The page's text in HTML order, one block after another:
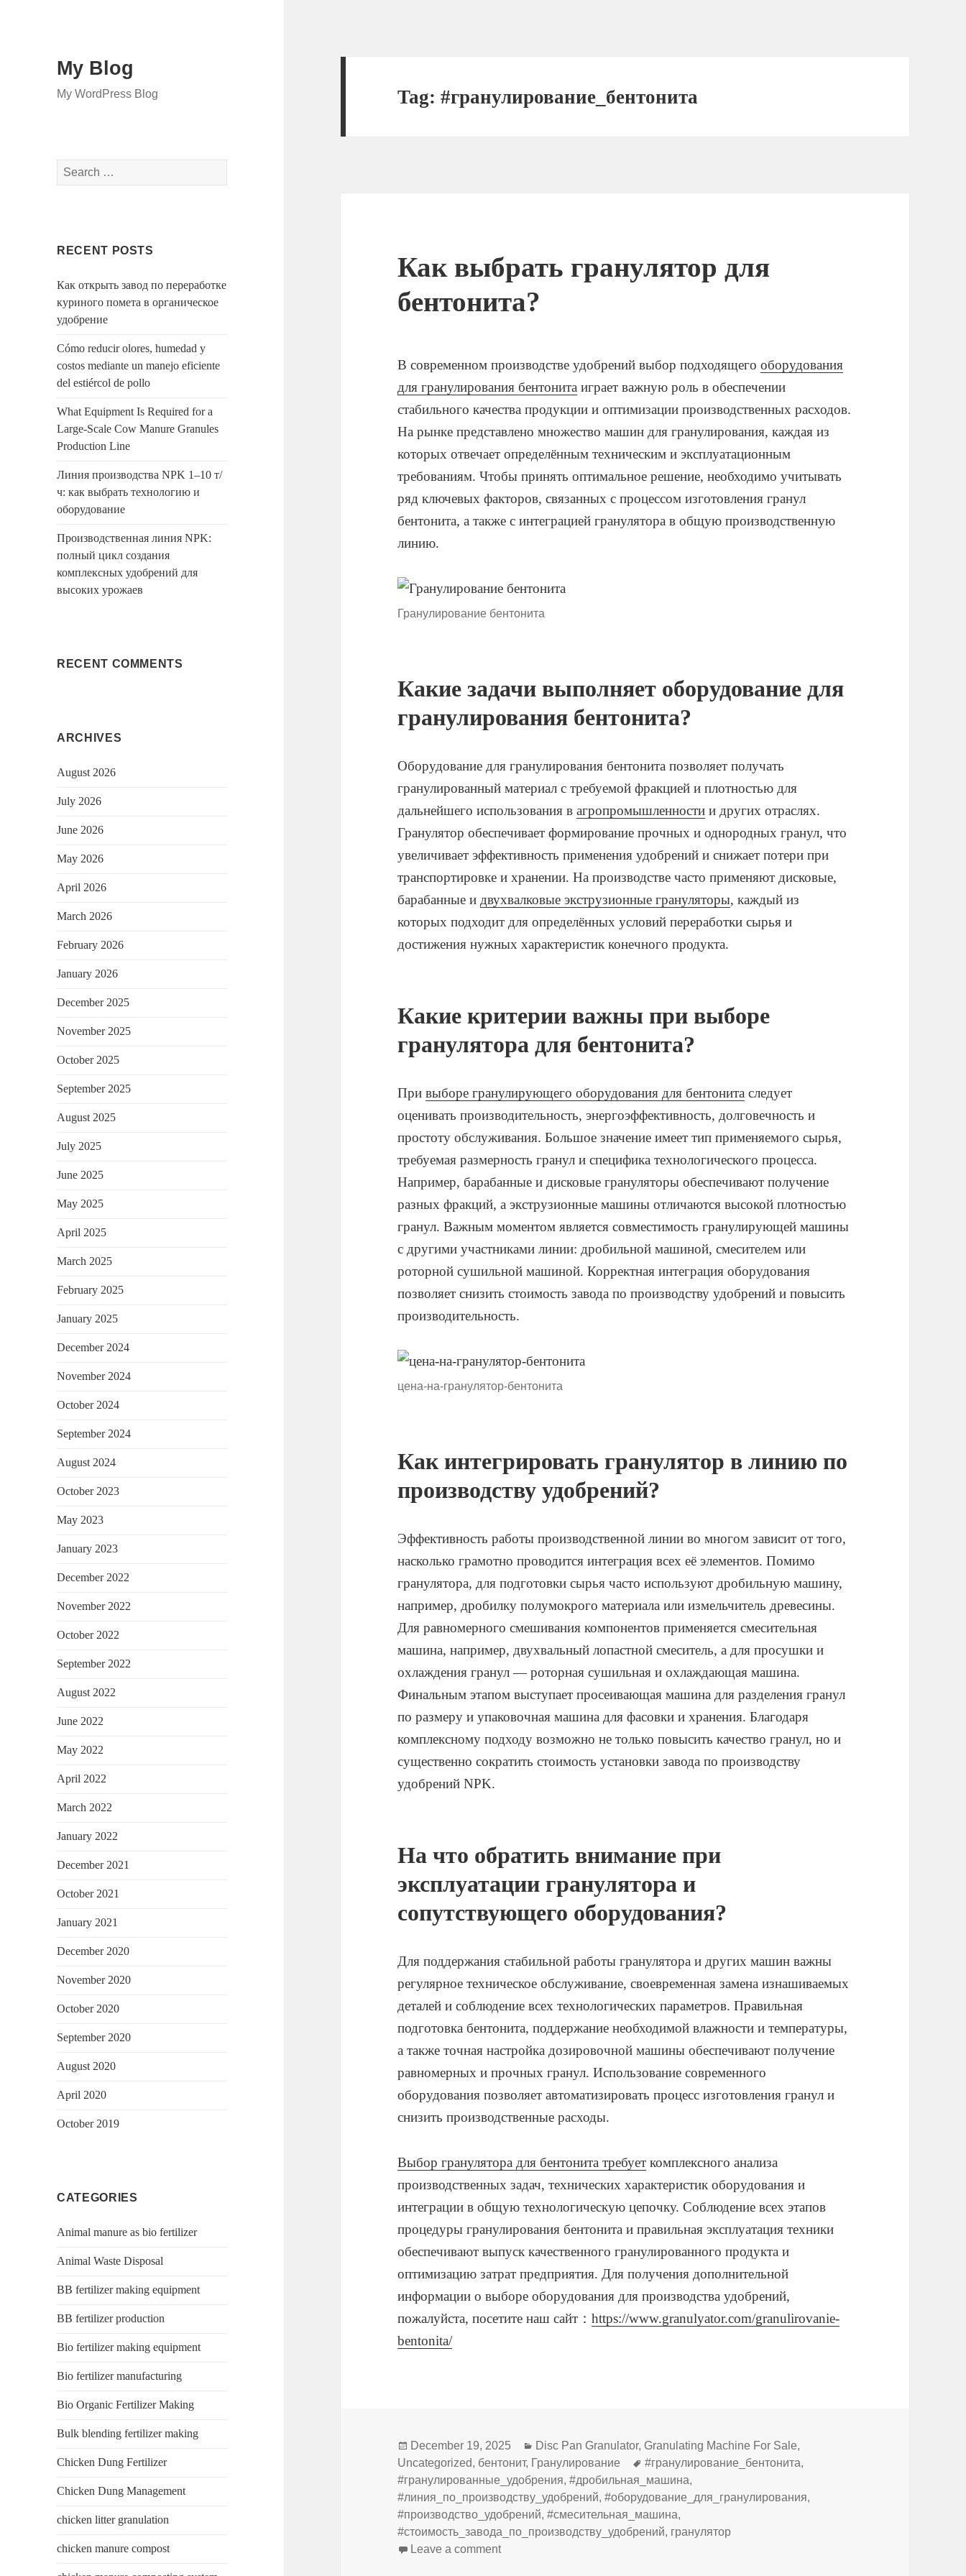
My Blog
My WordPress Blog
Search
for:
RECENT POSTS
Как открыть завод по переработке
куриного помета в органическое
удобрение
Cómo reducir olores, humedad y
costos mediante un manejo eficiente
del estiércol de pollo
What Equipment Is Required for a
Large-Scale Cow Manure Granules
Production Line
Линия производства NPK 1–10 т/
ч: как выбрать технологию и
оборудование
Производственная линия NPK:
полный цикл создания
комплексных удобрений для
высоких урожаев
RECENT COMMENTS
ARCHIVES
August 2026
July 2026
June 2026
May 2026
April 2026
March 2026
February 2026
January 2026
December 2025
November 2025
October 2025
September 2025
August 2025
July 2025
June 2025
May 2025
April 2025
March 2025
February 2025
January 2025
December 2024
November 2024
October 2024
September 2024
August 2024
October 2023
May 2023
January 2023
December 2022
November 2022
October 2022
September 2022
August 2022
June 2022
May 2022
April 2022
March 2022
January 2022
December 2021
October 2021
January 2021
December 2020
November 2020
October 2020
September 2020
August 2020
April 2020
October 2019
CATEGORIES
Animal manure as bio fertilizer
Animal Waste Disposal
BB fertilizer making equipment
BB fertilizer production
Bio fertilizer making equipment
Bio fertilizer manufacturing
Bio Organic Fertilizer Making
Bulk blending fertilizer making
Chicken Dung Fertilizer
Chicken Dung Management
chicken litter granulation
chicken manure compost
Tag:#гранулирование_бентонита
Как выбрать гранулятор для
бентонита?
В современном производстве удобрений выбор подходящегооборудования
для гранулирования бентонита играет важную роль в обеспечении
стабильного качества продукции и оптимизации производственных расходов.
На рынке представлено множество машин для гранулирования, каждая из
которых отвечает определённым техническим и эксплуатационным
требованиям. Чтобы принять оптимальное решение, необходимо учитывать
ряд ключевых факторов, связанных с процессом изготовления гранул
бентонита, а также с интеграцией гранулятора в общую производственную
линию.
Гранулирование бентонита
Какие задачи выполняет оборудование для
гранулирования бентонита?
Оборудование для гранулирования бентонита позволяет получать
гранулированный материал с требуемой фракцией и плотностью для
дальнейшего использования вагропромышленности и других отраслях.
Гранулятор обеспечивает формирование прочных и однородных гранул, что
увеличивает эффективность применения удобрений и снижает потери при
транспортировке и хранении. На производстве часто применяют дисковые,
барабанные и двухвалковые экструзионные грануляторы, каждый из
которых подходит для определённых условий переработки сырья и
достижения нужных характеристик конечного продукта.
Какие критерии важны при выборе
гранулятора для бентонита?
Привыборе гранулирующего оборудования для бентонита следует
оценивать производительность, энергоэффективность, долговечность и
простоту обслуживания. Большое значение имеет тип применяемого сырья,
требуемая размерность гранул и специфика технологического процесса.
Например, барабанные и дисковые грануляторы обеспечивают получение
разных фракций, а экструзионные машины отличаются высокой плотностью
гранул. Важным моментом является совместимость гранулирующей машины
с другими участниками линии: дробильной машиной, смесителем или
роторной сушильной машиной. Корректная интеграция оборудования
позволяет снизить стоимость завода по производству удобрений и повысить
производительность.
цена-на-гранулятор-бентонита
Как интегрировать гранулятор в линию по
производству удобрений?
Эффективность работы производственной линии во многом зависит от того,
насколько грамотно проводится интеграция всех её элементов. Помимо
гранулятора, для подготовки сырья часто используют дробильную машину,
например, дробилку полумокрого материала или измельчитель древесины.
Для равномерного смешивания компонентов применяется смесительная
машина, например, двухвальный лопастной смеситель, а для просушки и
охлаждения гранул — роторная сушильная и охлаждающая машина.
Финальным этапом выступает просеивающая машина для разделения гранул
по размеру и упаковочная машина для фасовки и хранения. Благодаря
комплексному подходу возможно не только повысить качество гранул, но и
существенно сократить стоимость установки завода по производству
удобрений NPK.
На что обратить внимание при
эксплуатации гранулятора и
сопутствующего оборудования?
Для поддержания стабильной работы гранулятора и других машин важны
регулярное техническое обслуживание, своевременная замена изнашиваемых
деталей и соблюдение всех технологических параметров. Правильная
подготовка бентонита, поддержание необходимой влажности и температуры,
а также точная настройка дозировочной машины обеспечивают получение
равномерных и прочных гранул. Использование современного
оборудования позволяет автоматизировать процесс изготовления гранул и
снизить производственные расходы.
Выбор гранулятора для бентонита требует комплексного анализа
производственных задач, технических характеристик оборудования и
интеграции в общую технологическую цепочку. Соблюдение всех этапов
процедуры гранулирования бентонита и правильная эксплуатация техники
обеспечивают выпуск качественного гранулированного продукта и
оптимизацию затрат предприятия. Для получения дополнительной
информации о выборе оборудования для производства удобрений,
пожалуйста, посетите наш сайт：https://www.granulyator.com/granulirovanie-
bentonita/
Posted
on
December 19, 2025 Categories
Disc Pan Granulator, Granulating Machine For Sale,
Uncategorized, бентонит, Гранулирование Tags
#гранулирование_бентонита,
#гранулированные_удобрения,#дробильная_машина,
#линия_по_производству_удобрений,#оборудование_для_гранулирования,
#производство_удобрений,#смесительная_машина,
#стоимость_завода_по_производству_удобрений, гранулятор
Leave a commenton Как выбрать гранулятор для бентонита?